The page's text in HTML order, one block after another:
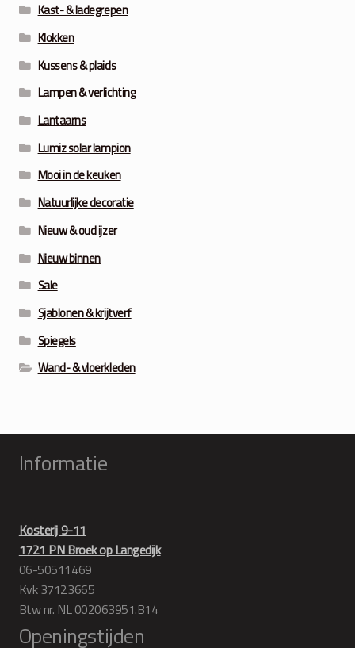
Kast- & ladegrepen
Klokken
Kussens & plaids
Lampen & verlichting
Lantaarns
Lumiz solar lampion
Mooi in de keuken
Natuurlijke decoratie
Nieuw & oud ijzer
Nieuw binnen
Sale
Sjablonen & krijtverf
Spiegels
Wand- & vloerkleden
Informatie
Kosterij 9-11
1721 PN Broek op Langedijk
06-50511469
Kvk 37123665
Btw nr. NL 002063951.B14
Openingstijden